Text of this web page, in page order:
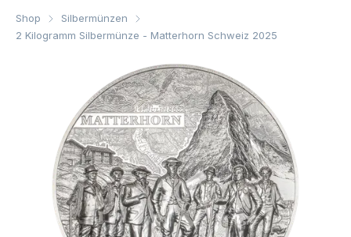
Shop
Silbermünzen
2 Kilogramm Silbermünze - Matterhorn Schweiz 2025